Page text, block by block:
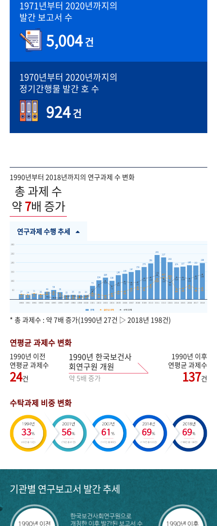
1971년부터 2020년까지의
발간 보고서 수
5,004건
1970년부터 2020년까지의
정기간행물 발간 호 수
924건
1990년부터 2018년까지의 연구과제 수 변화
총 과제 수
약7배 증가
연구과제 수행 추세
* 총 과제수 : 약 7배 증가(1990년 27건 ▷ 2018년 198건)
연평균 과제수 변화
1990년 이전
연평균 과제수
24건
1990년 한국보건사
회연구원 개원
약 5배 증가
1990년 이후
연평균 과제수
137건
수탁과제 비중 변화
기관별 연구보고서 발간 추세